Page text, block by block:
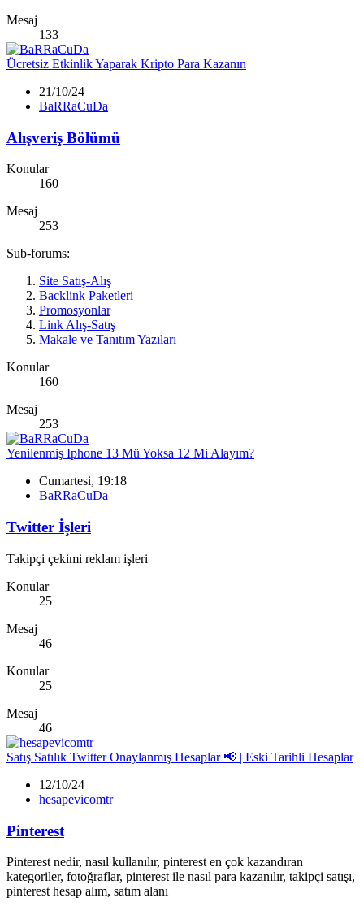
Mesaj
133
Ücretsiz Etkinlik Yaparak Kripto Para Kazanın
21/10/24
BaRRaCuDa
Alışveriş Bölümü
Konular
160
Mesaj
253
Sub-forums:
Site Satış-Alış
Backlink Paketleri
Promosyonlar
Link Alış-Satış
Makale ve Tanıtım Yazıları
Konular
160
Mesaj
253
Yenilenmiş Iphone 13 Mü Yoksa 12 Mi Alayım?
Cumartesi, 19:18
BaRRaCuDa
Twitter İşleri
Takipçi çekimi reklam işleri
Konular
25
Mesaj
46
Konular
25
Mesaj
46
Satış Satılık Twitter Onaylanmış Hesaplar 📢 | Eski Tarihli Hesaplar
12/10/24
hesapevicomtr
Pinterest
Pinterest nedir, nasıl kullanılır, pinterest en çok kazandıran
kategoriler, fotoğraflar, pinterest ile nasıl para kazanılır, takipçi satışı,
pinterest hesap alım, satım alanı